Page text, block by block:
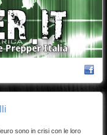
sono in crisi con le loro